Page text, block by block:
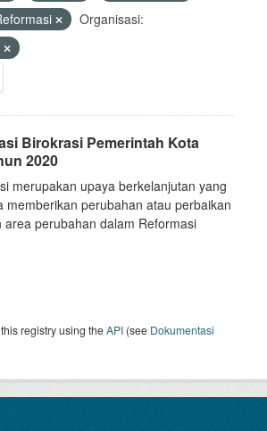
Organisasi:
Birokrasi Pemerintah Kota
2020
merupakan upaya berkelanjutan yang
memberikan perubahan atau perbaikan
area perubahan dalam Reformasi
registry using theAPI (see Dokumentasi